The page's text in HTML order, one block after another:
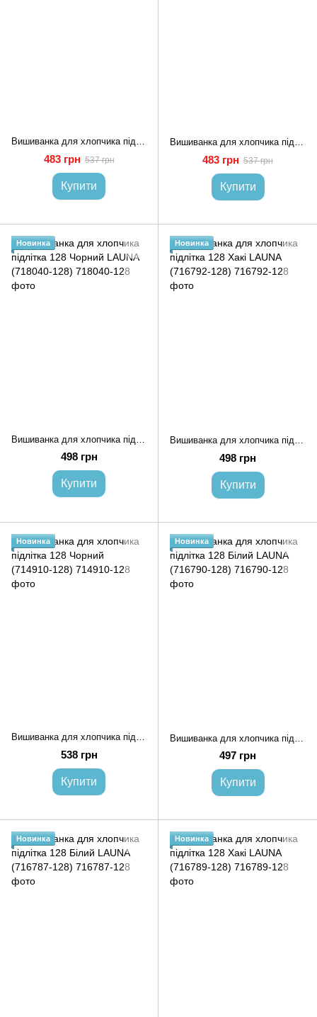
Вишиванка для хлопчика підлітка 128 Білий (714935-128)
483 грн 537 грн
Купити
Вишиванка для хлопчика підлітка 128 Білий (714911-128)
483 грн 537 грн
Купити
Новинка
498 грн
Купити
Новинка
498 грн
Купити
Новинка
Вишиванка для хлопчика підлітка 128 Чорний (714910-128)
538 грн
Купити
Новинка
497 грн
Купити
Новинка Новинка